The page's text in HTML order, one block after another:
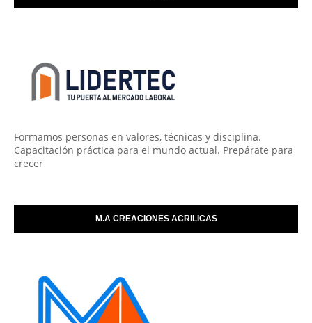
Formamos personas en valores, técnicas y disciplina.
Capacitación práctica para el mundo actual. Prepárate para
crecer
M.A CREACIONES ACRILICAS